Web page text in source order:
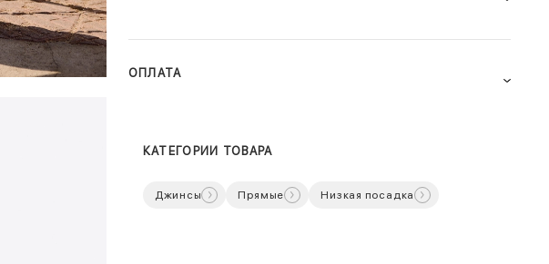
ОПЛАТА
КАТЕГОРИИ ТОВАРА
Джинсы Прямые Низкая посадка